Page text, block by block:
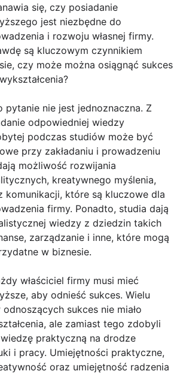
się, czy posiadanie
jest niezbędne do
i rozwoju własnej firmy.
są kluczowym czynnikiem
czy może można osiągnąć sukces
pytanie nie jest jednoznaczna. Z
odpowiedniej wiedzy
podczas studiów może być
przy zakładaniu i prowadzeniu
możliwość rozwijania
kreatywnego myślenia,
komunikacji, które są kluczowe dla
firmy. Ponadto, studia dają
wiedzy z dziedzin takich
zarządzanie i inne, które mogą
w biznesie.
właściciel firmy musi mieć
aby odnieść sukces. Wielu
sukces nie miało
ale zamiast tego zdobyli
praktyczną na drodze
i pracy. Umiejętności praktyczne,
oraz umiejętność radzenia